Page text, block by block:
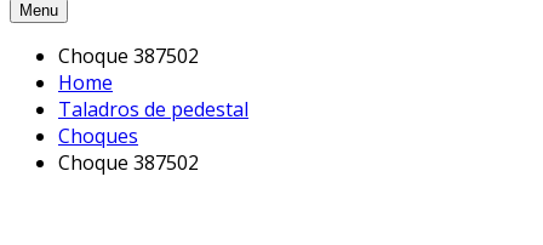
Menu
Choque 387502
Home
Taladros de pedestal
Choques
Choque 387502